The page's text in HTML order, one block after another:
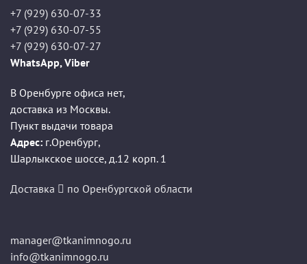
+7 (929) 630-07-33
+7 (929) 630-07-55
+7 (929) 630-07-27
WhatsApp, Viber
В Оренбурге офиса нет,
доставка из Москвы.
Пункт выдачи товара
Адрес: г.Оренбург,
Шарлыкское шоссе, д.12 корп. 1
Доставка по Оренбургской области
manager@tkanimnogo.ru
info@tkanimnogo.ru